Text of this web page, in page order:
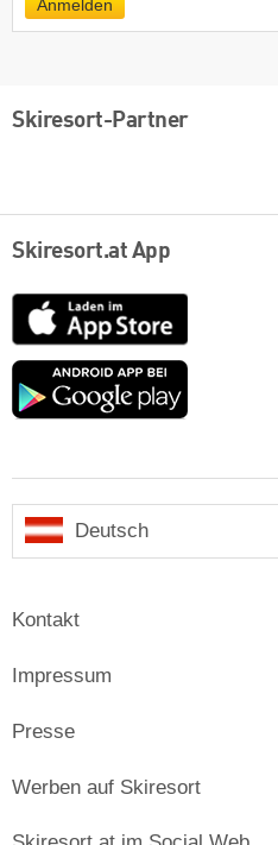
Anmelden
Skiresort-Partner
Skiresort.at App
App
Store
Google
Deutsch
Kontakt
Impressum
Presse
Werben auf Skiresort